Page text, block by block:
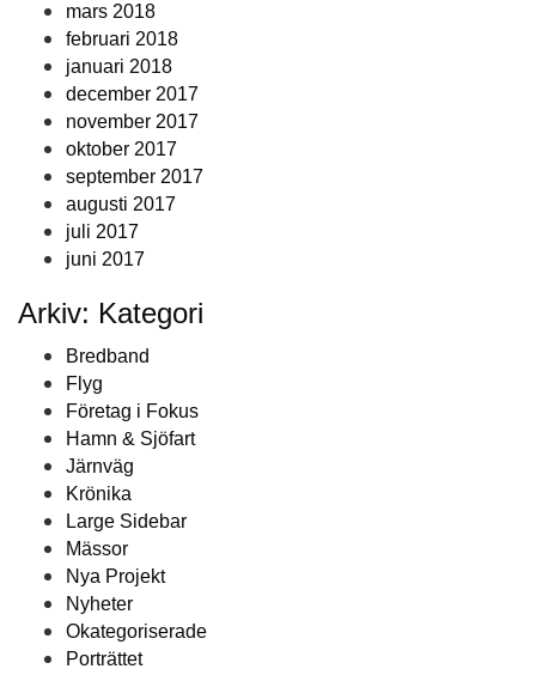
mars 2018
februari 2018
januari 2018
december 2017
november 2017
oktober 2017
september 2017
augusti 2017
juli 2017
juni 2017
Arkiv: Kategori
Bredband
Flyg
Företag i Fokus
Hamn & Sjöfart
Järnväg
Krönika
Large Sidebar
Mässor
Nya Projekt
Nyheter
Okategoriserade
Porträttet